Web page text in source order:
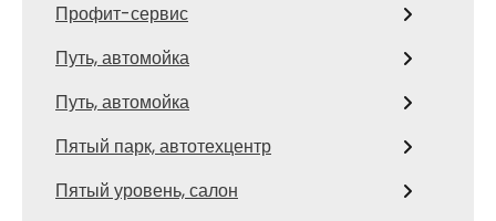
Профит-сервис
Путь, автомойка
Путь, автомойка
Пятый парк, автотехцентр
Пятый уровень, салон